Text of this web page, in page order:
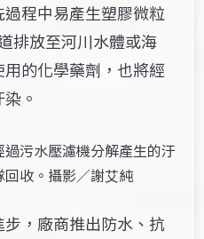
程中易產生塑膠微粒
排放至河川水體或海
的化學藥劑，也將經
。
污水壓濾機分解產生的汙
收。攝影／謝艾純
，廠商推出防水、抗